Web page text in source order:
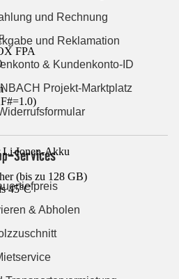
FPA
Li-Ionen-Akku
(bis zu 128 GB)
45°C
und Rechnung
und Reklamation
& Kundenkonto-ID
Projekt-Marktplatz
Services
& Abholen